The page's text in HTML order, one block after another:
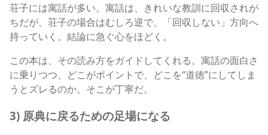
荘子には寓話が多い。寓話は、きれいな教訓に回収されが
ちだが、荘子の場合はむしろ逆で、「回収しない」方向へ
持っていく。結論に急ぐ心をほどく。
この本は、その読み方をガイドしてくれる。寓話の面白さ
に乗りつつ、どこがポイントで、どこを“道徳”にしてしま
うとズレるのか。そこが丁寧だ。
3) 原典に戻るための足場になる